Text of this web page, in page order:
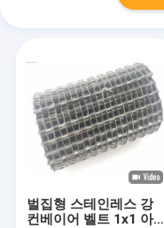
벌집형 스테인레스 강
컨베이어 벨트 1x1 아연